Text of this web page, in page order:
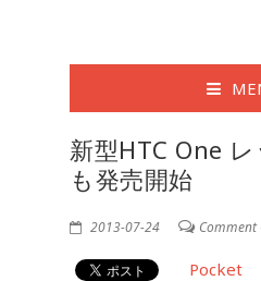
新型HTC One
も発売開始
2013-07-24 Comment
Pocket